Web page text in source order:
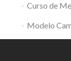
Curso de
Modelo